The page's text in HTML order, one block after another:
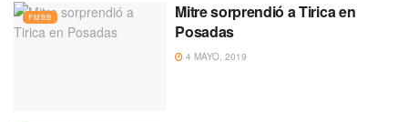
FMBB
Mitre sorprendió a Tirica en
Posadas
4 MAYO, 2019